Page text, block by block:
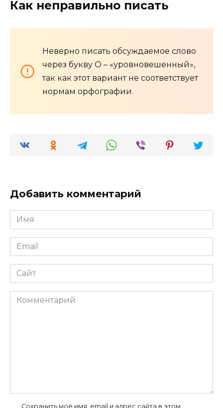
Как неправильно писать
Неверно писать обсуждаемое слово
через букву О – «уровновешенный»,
так как этот вариант не соответствует
нормам орфографии.
Добавить комментарий
Имя
*
Email
*
Сайт
Комментарий
Сохранить моё имя, email и адрес сайта в этом